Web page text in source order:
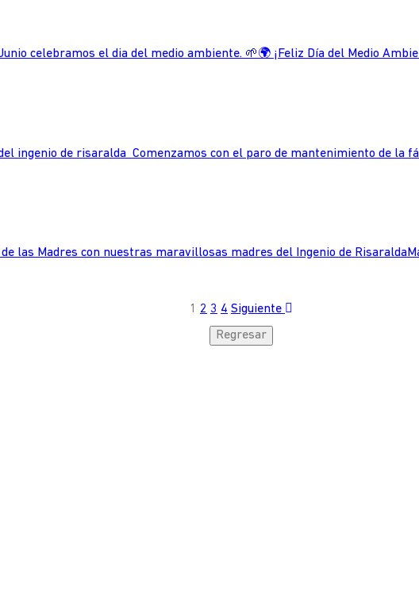
Junio celebramos el dia del medio ambiente. 🌱🌍 ¡Feliz Día del Medio
ingenio de risaralda Comenzamos con el paro de mantenimiento de la
las Madres con nuestras maravillosas madres del Ingenio de
1
2 3 4 Siguiente